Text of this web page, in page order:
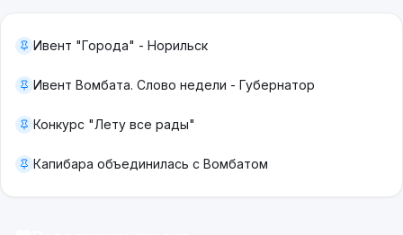
Ивент "Города" - Норильск
Ивент Вомбата. Слово недели - Губернатор
Конкурс "Лету все рады"
Капибара объединилась с Вомбатом